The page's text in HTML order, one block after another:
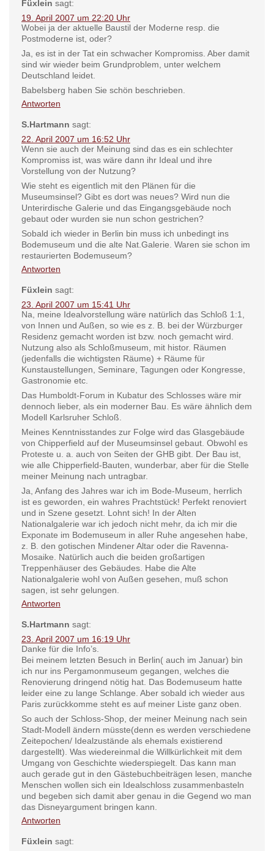
Füxlein sagt:
19. April 2007 um 22:20 Uhr
Wobei ja der aktuelle Baustil der Moderne resp. die
Postmoderne ist, oder?
Ja, es ist in der Tat ein schwacher Kompromiss. Aber damit
sind wir wieder beim Grundproblem, unter welchem
Deutschland leidet.
Babelsberg haben Sie schön beschrieben.
Antworten
S.Hartmann sagt:
22. April 2007 um 16:52 Uhr
Wenn sie auch der Meinung sind das es ein schlechter
Kompromiss ist, was wäre dann ihr Ideal und ihre
Vorstellung von der Nutzung?
Wie steht es eigentlich mit den Plänen für die
Museumsinsel? Gibt es dort was neues? Wird nun die
Unterirdische Galerie und das Eingangsgebäude noch
gebaut oder wurden sie nun schon gestrichen?
Sobald ich wieder in Berlin bin muss ich unbedingt ins
Bodemuseum und die alte Nat.Galerie. Waren sie schon im
restaurierten Bodemuseum?
Antworten
Füxlein sagt:
23. April 2007 um 15:41 Uhr
Na, meine Idealvorstellung wäre natürlich das Schloß 1:1,
von Innen und Außen, so wie es z. B. bei der Würzburger
Residenz gemacht worden ist bzw. noch gemacht wird.
Nutzung also als Schloßmuseum, mit histor. Räumen
(jedenfalls die wichtigsten Räume) + Räume für
Kunstaustellungen, Seminare, Tagungen oder Kongresse,
Gastronomie etc.
Das Humboldt-Forum in Kubatur des Schlosses wäre mir
dennoch lieber, als ein moderner Bau. Es wäre ähnlich dem
Modell Karlsruher Schloß.
Meines Kenntnisstandes zur Folge wird das Glasgebäude
von Chipperfield auf der Museumsinsel gebaut. Obwohl es
Proteste u. a. auch von Seiten der GHB gibt. Der Bau ist,
wie alle Chipperfield-Bauten, wunderbar, aber für die Stelle
meiner Meinung nach untragbar.
Ja, Anfang des Jahres war ich im Bode-Museum, herrlich
ist es geworden, ein wahres Prachtstück! Perfekt renoviert
und in Szene gesetzt. Lohnt sich! In der Alten
Nationalgalerie war ich jedoch nicht mehr, da ich mir die
Exponate im Bodemuseum in aller Ruhe angesehen habe,
z. B. den gotischen Mindener Altar oder die Ravenna-
Mosaike. Natürlich auch die beiden großartigen
Treppenhäuser des Gebäudes. Habe die Alte
Nationalgalerie wohl von Außen gesehen, muß schon
sagen, ist sehr gelungen.
Antworten
S.Hartmann sagt:
23. April 2007 um 16:19 Uhr
Danke für die Info’s.
Bei meinem letzten Besuch in Berlin( auch im Januar) bin
ich nur ins Pergamonmuseum gegangen, welches die
Renovierung dringend nötig hat. Das Bodemuseum hatte
leider eine zu lange Schlange. Aber sobald ich wieder aus
Paris zurückkomme steht es auf meiner Liste ganz oben.
So auch der Schloss-Shop, der meiner Meinung nach sein
Stadt-Modell ändern müsste(denn es werden verschiedene
Zeitepochen/ Idealzustände als ehemals existierend
dargestellt). Was wiedereinmal die Willkürlichkeit mit dem
Umgang von Geschichte wiederspiegelt. Das kann man
auch gerade gut in den Gästebuchbeiträgen lesen, manche
Menschen wollen sich ein Idealschloss zusammenbasteln
und begeben sich damit aber genau in die Gegend wo man
das Disneyargument bringen kann.
Antworten
Füxlein sagt: